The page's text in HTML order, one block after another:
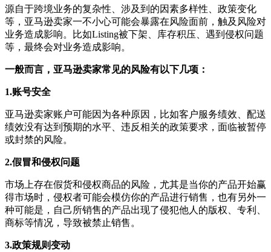
源自于跨境业务的复杂性、涉及到的因素多样性、政策变化
等，亚马逊卖家一不小心可能会暴露在风险面前，触及风险对
业务造成影响。比如Listing被下架、库存积压、遇到侵权问题
等，最终会对业务造成影响。
一般而言，亚马逊卖家常见的风险有以下几项：
1.账号安全
亚马逊卖家账户可能因为各种原因，比如客户服务绩效、配送
绩效没有达到预期的水平、违反相关的政策要求，面临被暂停
或封禁的风险。
2.假冒和侵权问题
市场上存在假货和侵权商品的风险，尤其是当你的产品开始赢
得市场时，侵权者可能会模仿你的产品进行销售，也有另外一
种可能是，自己所销售的产品出现了侵犯他人的版权、专利、
商标等情况，导致被禁止销售。
3.政策规则变动